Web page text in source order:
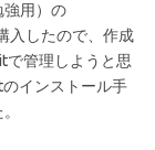
強用）の
入したので、作成
で管理しようと思
インストール手